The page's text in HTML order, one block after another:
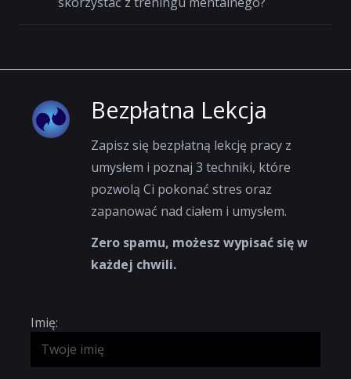
Bezpłatna Lekcja
Zapisz się bezpłatną lekcję pracy z
umysłem i poznaj 3 techniki, które
pozwolą Ci pokonać stres oraz
zapanować nad ciałem i umysłem.
Zero spamu, możesz wypisać się w
każdej chwili.
Imię: